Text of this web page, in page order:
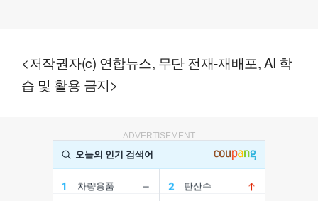
<저작권자(c) 연합뉴스, 무단 전재-재배포, AI 학
습 및 활용 금지>
ADVERTISEMENT